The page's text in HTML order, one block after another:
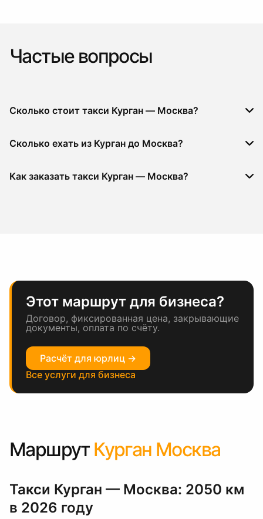
Частые вопросы
Сколько стоит такси Курган — Москва?
Сколько ехать из Курган до Москва?
Как заказать такси Курган — Москва?
Этот маршрут для бизнеса?
Договор, фиксированная цена, закрывающие
документы, оплата по счёту.
Расчёт для юрлиц →
Все услуги для бизнеса
Маршрут Курган Москва
Такси Курган — Москва: 2050 км
в 2026 году